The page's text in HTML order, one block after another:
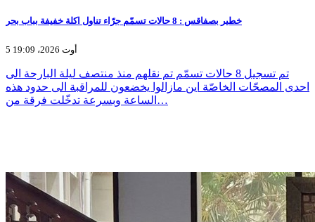
خطير بصفاقس : 8 حالات تسمّم جرّاء تناول اكلة خفيفة بباب بحر
5 أوت 2026، 19:09
تم تسجيل 8 حالات تسمّم تم نقلهم منذ منتصف ليلة البارحة الى
احدى المصحّات الخاصّة اين مازالوا يخضعون للمراقبة الى حدود هذه
الساعة وبسرعة تدخّلت فرقة من…